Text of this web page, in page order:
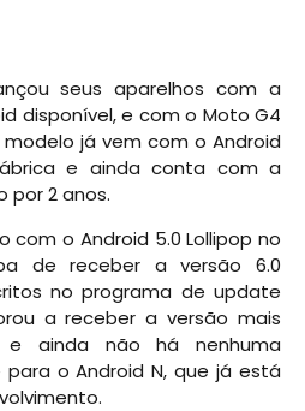
seus aparelhos com a
disponível, e com o Moto G4
já vem com o Android
e ainda conta com a
por 2 anos.
com o Android 5.0 Lollipop no
de receber a versão 6.0
no programa de update
a receber a versão mais
ainda não há nenhuma
o Android N, que já está